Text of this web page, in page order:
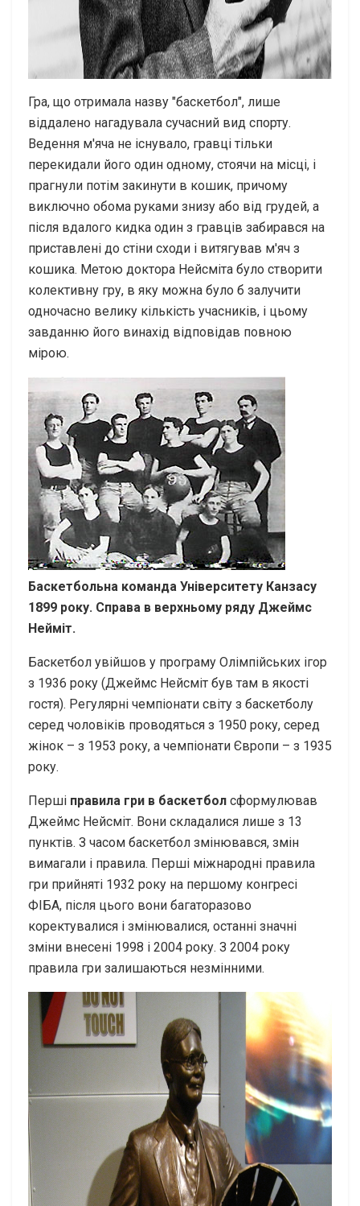
Гра, що отримала назву "баскетбол", лише
віддалено нагадувала сучасний вид спорту.
Ведення м'яча не існувало, гравці тільки
перекидали його один одному, стоячи на місці, і
прагнули потім закинути в кошик, причому
виключно обома руками знизу або від грудей, а
після вдалого кидка один з гравців забирався на
приставлені до стіни сходи і витягував м'яч з
кошика. Метою доктора Нейсміта було створити
колективну гру, в яку можна було б залучити
одночасно велику кількість учасників, і цьому
завданню його винахід відповідав повною
мірою.
Баскетбольна команда Університету Канзасу
1899 року. Справа в верхньому ряду Джеймс
Нейміт.
Баскетбол увійшов у програму Олімпійських ігор
з 1936 року (Джеймс Нейсміт був там в якості
гостя). Регулярні чемпіонати світу з баскетболу
серед чоловіків проводяться з 1950 року, серед
жінок – з 1953 року, а чемпіонати Європи – з 1935
року.
Перші правила гри в баскетбол сформулював
Джеймс Нейсміт. Вони складалися лише з 13
пунктів. З часом баскетбол змінювався, змін
вимагали і правила. Перші міжнародні правила
гри прийняті 1932 року на першому конгресі
ФІБА, після цього вони багаторазово
коректувалися і змінювалися, останні значні
зміни внесені 1998 і 2004 року. З 2004 року
правила гри залишаються незмінними.